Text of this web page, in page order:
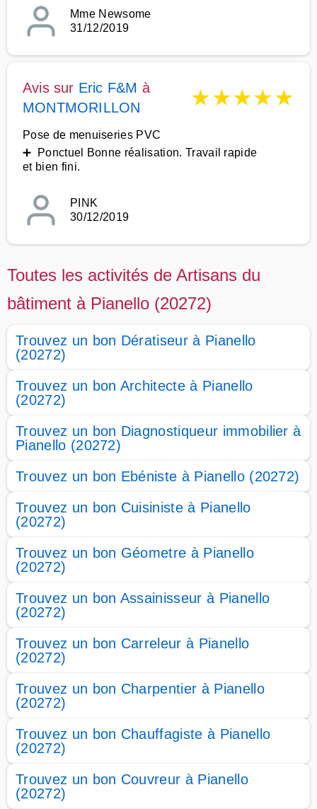
Mme Newsome
31/12/2019
Avis sur Eric F&M à
MONTMORILLON
★★★★★
Pose de menuiseries PVC
➕ Ponctuel Bonne réalisation. Travail rapide
et bien fini.
PINK
30/12/2019
Toutes les activités de Artisans du
bâtiment à Pianello (20272)
Trouvez un bon Dératiseur à Pianello
(20272)
Trouvez un bon Architecte à Pianello
(20272)
Trouvez un bon Diagnostiqueur immobilier à
Pianello (20272)
Trouvez un bon Ebéniste à Pianello (20272)
Trouvez un bon Cuisiniste à Pianello
(20272)
Trouvez un bon Géometre à Pianello
(20272)
Trouvez un bon Assainisseur à Pianello
(20272)
Trouvez un bon Carreleur à Pianello
(20272)
Trouvez un bon Charpentier à Pianello
(20272)
Trouvez un bon Chauffagiste à Pianello
(20272)
Trouvez un bon Couvreur à Pianello
(20272)